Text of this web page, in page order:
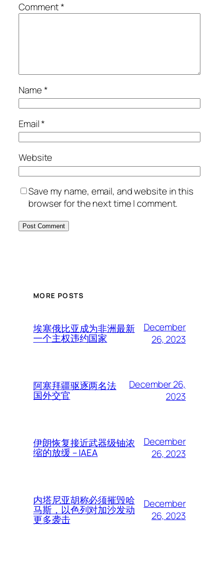
Comment*
Name*
Email*
Website
Save my name, email, and website in this
browser for the next time I comment.
MORE POSTS
埃塞俄比亚成为非洲最新
一个主权违约国家
December
26, 2023
阿塞拜疆驱逐两名法
国外交官
December 26,
2023
伊朗恢复接近武器级铀浓
缩的放缓 – IAEA
December
26, 2023
内塔尼亚胡称必须摧毁哈
马斯，以色列对加沙发动
更多袭击
December
26, 2023